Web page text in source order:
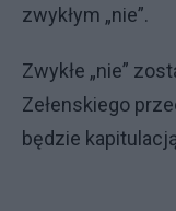
zwykłym „nie”.
Zwykłe „nie”
Zełenskiego
będzie